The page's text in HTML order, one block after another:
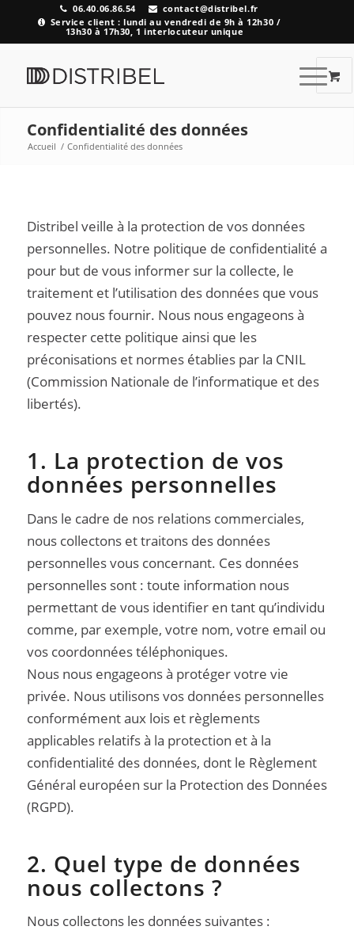
06.40.06.86.54
contact@distribel.fr
Service client : lundi au vendredi de 9h à 12h30 /
13h30 à 17h30, 1 interlocuteur unique
Confidentialité des données
Accueil / Confidentialité des données
Distribel veille à la protection de vos données
personnelles. Notre politique de confidentialité a
pour but de vous informer sur la collecte, le
traitement et l’utilisation des données que vous
pouvez nous fournir. Nous nous engageons à
respecter cette politique ainsi que les
préconisations et normes établies par la CNIL
(Commission Nationale de l’informatique et des
libertés).
1. La protection de vos
données personnelles
Dans le cadre de nos relations commerciales,
nous collectons et traitons des données
personnelles vous concernant. Ces données
personnelles sont : toute information nous
permettant de vous identifier en tant qu’individu
comme, par exemple, votre nom, votre email ou
vos coordonnées téléphoniques.
Nous nous engageons à protéger votre vie
privée. Nous utilisons vos données personnelles
conformément aux lois et règlements
applicables relatifs à la protection et à la
confidentialité des données, dont le Règlement
Général européen sur la Protection des Données
(RGPD).
2. Quel type de données
nous collectons ?
Nous collectons les données suivantes :